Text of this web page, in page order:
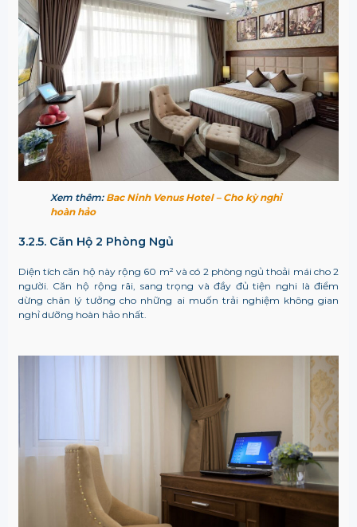
Xem thêm: Bac Ninh Venus Hotel – Cho kỳ nghỉ
hoàn hảo
3.2.5. Căn Hộ 2 Phòng Ngủ
Diện tích căn hộ này rộng 60 m² và có 2 phòng ngủ thoải mái cho 2
người. Căn hộ rộng rãi, sang trọng và đầy đủ tiện nghi là điểm
dừng chân lý tưởng cho những ai muốn trải nghiệm không gian
nghỉ dưỡng hoàn hảo nhất.